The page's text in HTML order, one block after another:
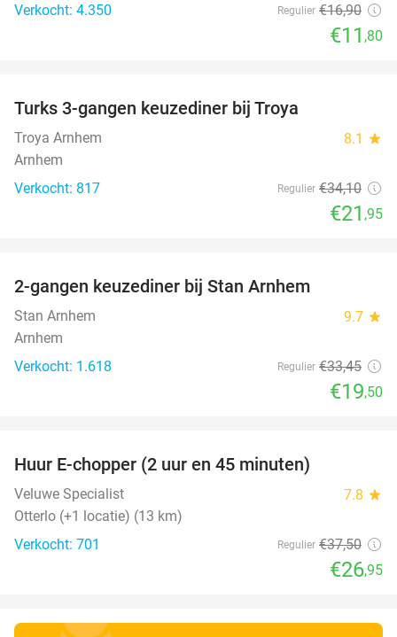
Verkocht: 4.350
Regulier €16,90
€11 ,80
Turks 3-gangen keuzediner bij Troya
Troya Arnhem 8.1 star
Arnhem
Verkocht: 817
Regulier €34,10
€21 ,95
2-gangen keuzediner bij Stan Arnhem
Stan Arnhem 9.7 star
Arnhem
Verkocht: 1.618
Regulier €33,45
€19,50
Huur E-chopper (2 uur en 45 minuten)
Veluwe Specialist 7.8 star
Otterlo (+1 locatie) (13 km)
Verkocht: 701
Regulier €37,50
€26,95